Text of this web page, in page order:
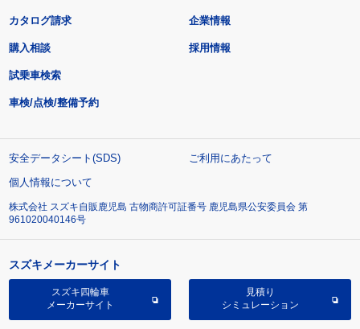
カタログ請求
購入相談
試乗車検索
車検/点検/整備予約
企業情報
採用情報
安全データシート(SDS)
ご利用にあたって
個人情報について
株式会社 スズキ自販鹿児島 古物商許可証番号 鹿児島県公安委員会 第
961020040146号
スズキメーカーサイト
スズキ四輪車
メーカーサイト
見積り
シミュレーション